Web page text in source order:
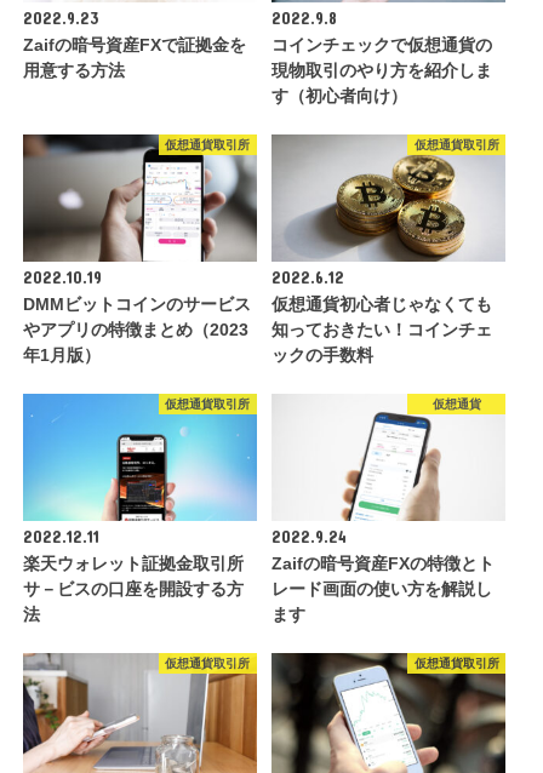
2022.9.23
Zaifの暗号資産FXで証拠金を
用意する方法
2022.9.8
コインチェックで仮想通貨の
現物取引のやり方を紹介しま
す（初心者向け）
仮想通貨取引所
2022.10.19
DMMビットコインのサービス
やアプリの特徴まとめ（2023
年1月版）
仮想通貨取引所
2022.6.12
仮想通貨初心者じゃなくても
知っておきたい！コインチェ
ックの手数料
仮想通貨取引所
2022.12.11
楽天ウォレット証拠金取引所
サ－ビスの口座を開設する方
法
仮想通貨
2022.9.24
Zaifの暗号資産FXの特徴とト
レード画面の使い方を解説し
ます
仮想通貨取引所 仮想通貨取引所